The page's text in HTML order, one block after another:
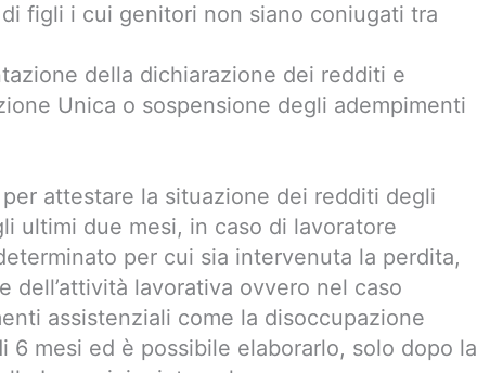
figli i cui genitori non siano coniugati tra
della dichiarazione dei redditi e
Unica o sospensione degli adempimenti
per attestare la situazione dei redditi degli
ultimi due mesi, in caso di lavoratore
per cui sia intervenuta la perdita,
dell’attività lavorativa ovvero nel caso
assistenziali come la disoccupazione
6 mesi ed è possibile elaborarlo, solo dopo la